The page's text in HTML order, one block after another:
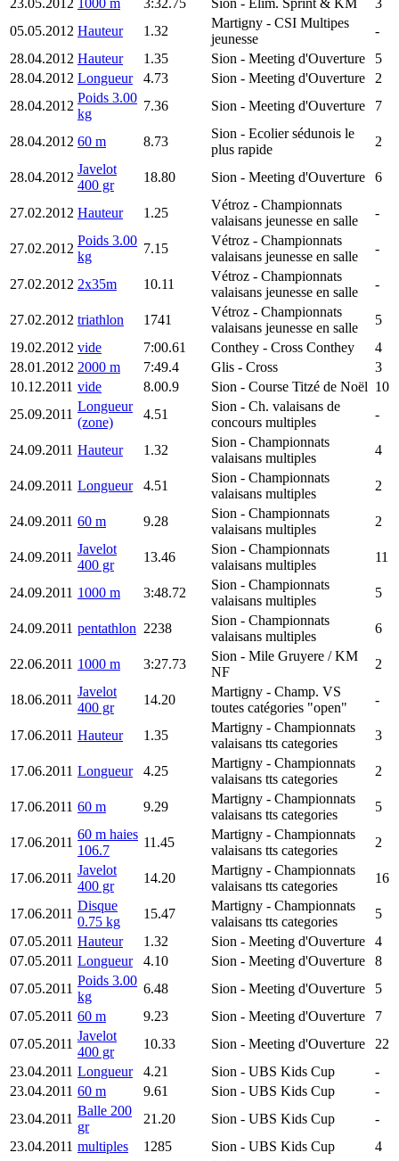
05.05.2012 Hauteur 1.32
Martigny - CSI Multipes
jeunesse
-
28.04.2012 Hauteur 1.35 Sion - Meeting d'Ouverture
5
28.04.2012 Longueur 4.73 Sion - Meeting d'Ouverture
2
28.04.2012
Poids 3.00
kg
7.36 Sion - Meeting d'Ouverture 7
28.04.2012 60 m 8.73
Sion - Ecolier sédunois le
plus rapide
2
28.04.2012
Javelot
400 gr
18.80 Sion - Meeting d'Ouverture 6
27.02.2012 Hauteur 1.25
Vétroz - Championnats
valaisans jeunesse en salle
-
27.02.2012
Poids 3.00
kg
7.15
Vétroz - Championnats
valaisans jeunesse en salle
-
27.02.2012 2x35m 10.11
Vétroz - Championnats
valaisans jeunesse en salle
-
27.02.2012 triathlon 1741
Vétroz - Championnats
valaisans jeunesse en salle
5
19.02.2012 vide 7:00.61 Conthey - Cross Conthey
4
28.01.2012 2000 m 7:49.4 Glis - Cross
3
10.12.2011 vide 8.00.9 Sion - Course Titzé de Noël 10
25.09.2011
Longueur
(zone)
4.51
Sion - Ch. valaisans de
concours multiples
-
24.09.2011 Hauteur 1.32
Sion - Championnats
valaisans multiples
4
24.09.2011 Longueur 4.51
Sion - Championnats
valaisans multiples
2
24.09.2011 60 m 9.28
Sion - Championnats
valaisans multiples
2
24.09.2011
Javelot
400 gr
13.46
Sion - Championnats
valaisans multiples
11
24.09.2011 1000 m 3:48.72
Sion - Championnats
valaisans multiples
5
24.09.2011 pentathlon 2238
Sion - Championnats
valaisans multiples
6
22.06.2011 1000 m 3:27.73
Sion - Mile Gruyere / KM
NF
2
18.06.2011
Javelot
400 gr
14.20
Martigny - Champ. VS
toutes catégories "open"
-
17.06.2011 Hauteur 1.35
Martigny - Championnats
valaisans tts categories
3
17.06.2011 Longueur 4.25
Martigny - Championnats
valaisans tts categories
2
17.06.2011 60 m 9.29
Martigny - Championnats
valaisans tts categories
5
17.06.2011
60 m haies
106.7
11.45
Martigny - Championnats
valaisans tts categories
2
17.06.2011
Javelot
400 gr
14.20
Martigny - Championnats
valaisans tts categories
16
17.06.2011
Disque
0.75 kg
15.47
Martigny - Championnats
valaisans tts categories
5
07.05.2011 Hauteur 1.32 Sion - Meeting d'Ouverture
4
07.05.2011 Longueur 4.10 Sion - Meeting d'Ouverture
8
07.05.2011
Poids 3.00
kg
6.48 Sion - Meeting d'Ouverture
5
07.05.2011 60 m 9.23 Sion - Meeting d'Ouverture
7
07.05.2011
Javelot
400 gr
10.33 Sion - Meeting d'Ouverture
22
23.04.2011 Longueur 4.21 Sion - UBS Kids Cup
-
23.04.2011 60 m 9.61 Sion - UBS Kids Cup
-
23.04.2011
Balle 200
gr
21.20 Sion - UBS Kids Cup
-
23.04.2011 multiples 1285 Sion - UBS Kids Cup
4